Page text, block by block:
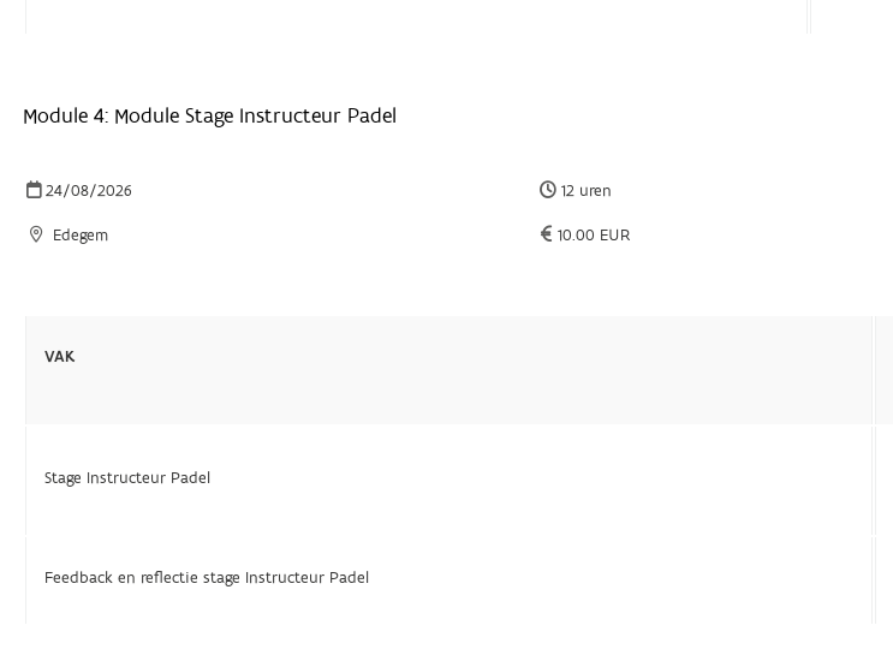
Module 4: Module Stage Instructeur Padel
24/08/2026 12 uren
Edegem 10.00 EUR
VAK
Stage Instructeur Padel
Feedback en reflectie stage Instructeur Padel